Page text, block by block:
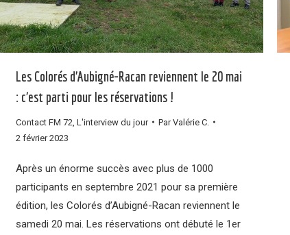
Les Colorés d’Aubigné-Racan reviennent le 20 mai
: c’est parti pour les réservations !
Contact FM 72 L'interview du jour ParValérie C.
2 février 2023
Après un énorme succès avec plus de 1000
participants en septembre 2021 pour sa première
édition, les Colorés d’Aubigné-Racan reviennent le
samedi 20 mai. Les réservations ont débuté le 1er